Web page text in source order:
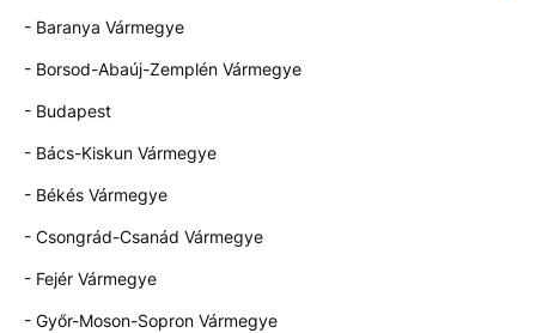
- Baranya Vármegye
- Borsod-Abaúj-Zemplén Vármegye
- Budapest
- Bács-Kiskun Vármegye
- Békés Vármegye
- Csongrád-Csanád Vármegye
- Fejér Vármegye
- Győr-Moson-Sopron Vármegye